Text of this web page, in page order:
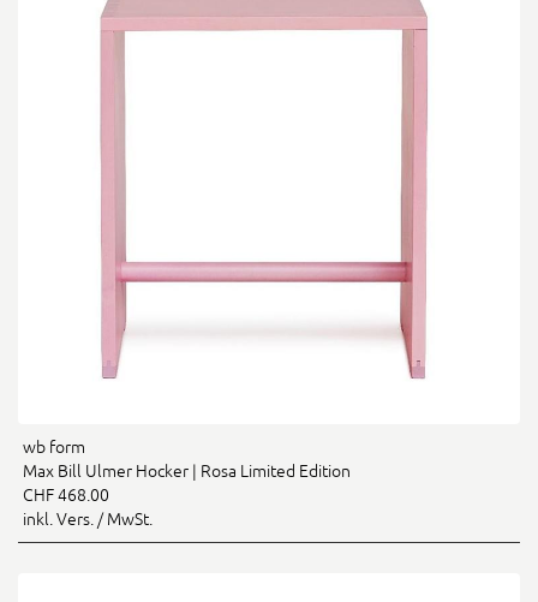
wb form
Max Bill Ulmer Hocker | Rosa Limited Edition
CHF 468.00
inkl. Vers. / MwSt.